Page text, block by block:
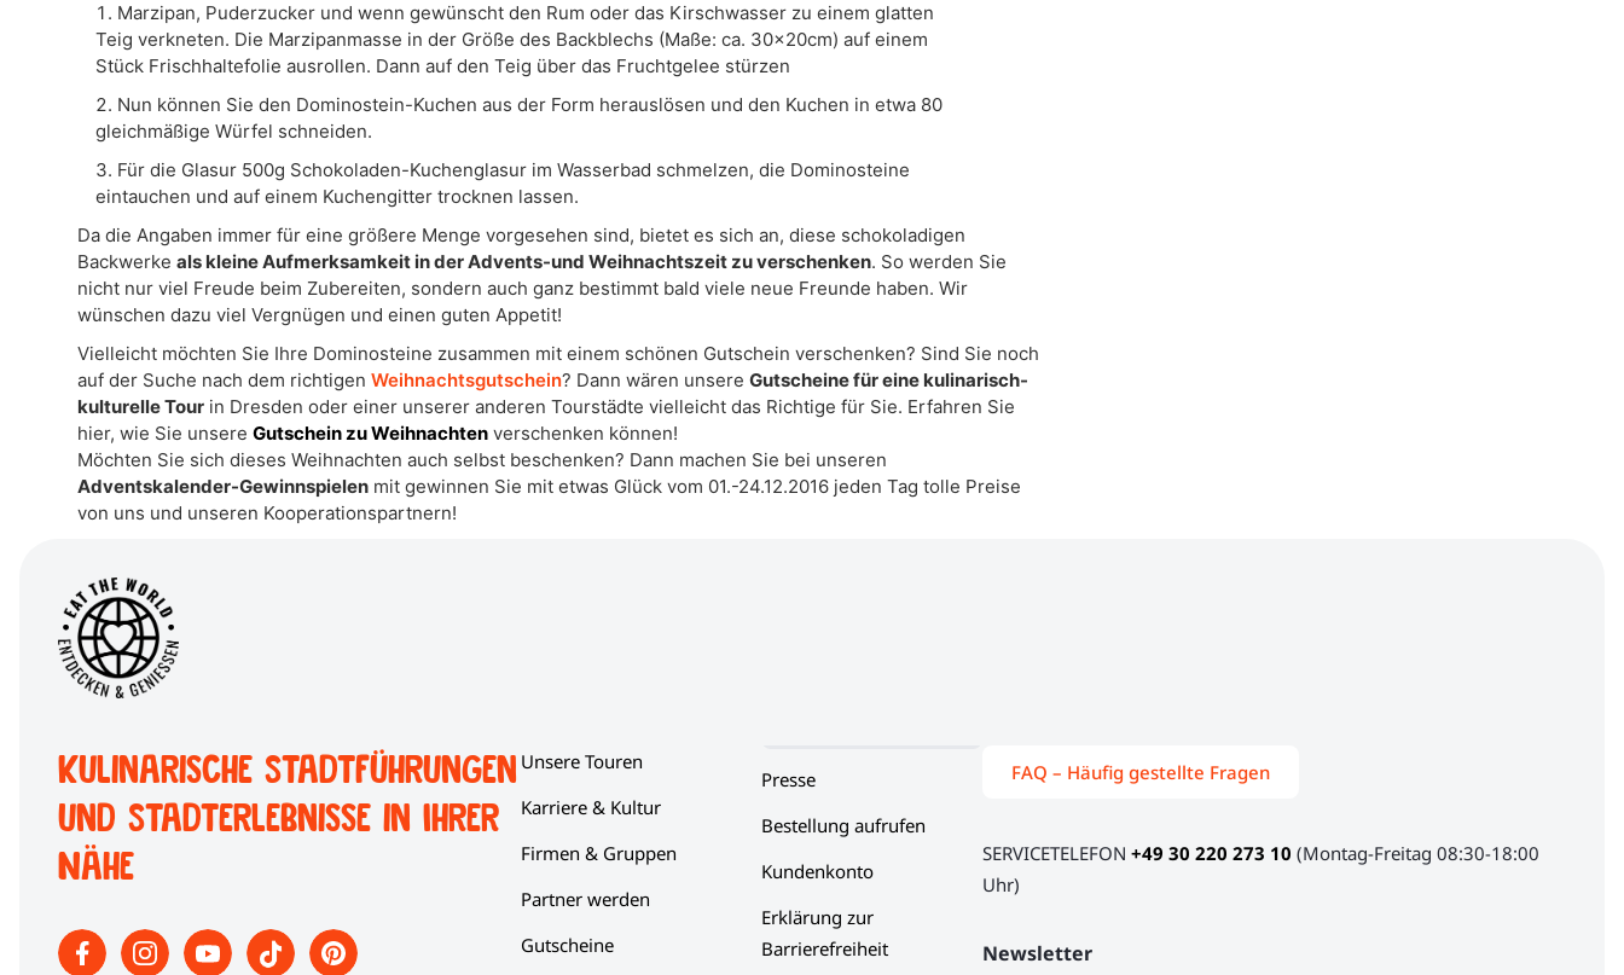
Marzipan, Puderzucker und wenn gewünscht den Rum oder das Kirschwasser zu einem glatten
Teig verkneten. Die Marzipanmasse in der Größe des Backblechs (Maße: ca. 30x20cm) auf einem
Stück Frischhaltefolie ausrollen. Dann auf den Teig über das Fruchtgelee stürzen
Nun können Sie den Dominostein-Kuchen aus der Form herauslösen und den Kuchen in etwa 80
gleichmäßige Würfel schneiden.
Für die Glasur 500g Schokoladen-Kuchenglasur im Wasserbad schmelzen, die Dominosteine
eintauchen und auf einem Kuchengitter trocknen lassen.
Da die Angaben immer für eine größere Menge vorgesehen sind, bietet es sich an, diese schokoladigen
Backwerke als kleine Aufmerksamkeit in der Advents-und Weihnachtszeit zu verschenken. So werden Sie
nicht nur viel Freude beim Zubereiten, sondern auch ganz bestimmt bald viele neue Freunde haben. Wir
wünschen dazu viel Vergnügen und einen guten Appetit!
Vielleicht möchten Sie Ihre Dominosteine zusammen mit einem schönen Gutschein verschenken? Sind Sie noch
auf der Suche nach dem richtigen Weihnachtsgutschein? Dann wären unsere Gutscheine für eine kulinarisch-
kulturelle Tour in Dresden oder einer unserer anderen Tourstädte vielleicht das Richtige für Sie. Erfahren Sie
hier, wie Sie unsere Gutschein zu Weihnachten verschenken können!
Möchten Sie sich dieses Weihnachten auch selbst beschenken? Dann machen Sie bei unseren
Adventskalender-Gewinnspielen mit gewinnen Sie mit etwas Glück vom 01.-24.12.2016 jeden Tag tolle Preise
von uns und unseren Kooperationspartnern!
Kulinarische Stadtführungen
und Stadterlebnisse in Ihrer
Nähe
Unsere Touren
Karriere & Kultur
Firmen & Gruppen
Partner werden
Gutscheine
Presse
Bestellung aufrufen
Kundenkonto
Erklärung zur
Barrierefreiheit
FAQ – Häufig gestellte Fragen
SERVICETELEFON+49 30 220 273 10 (Montag-Freitag 08:30-18:00
Uhr)
Newsletter